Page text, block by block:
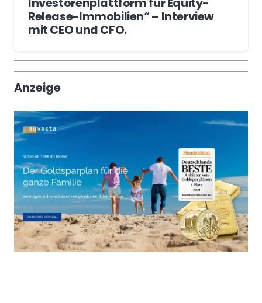
Release-Immobilien“ – Interview
mit CEO und CFO.
Wochenrückblick
Trendthemen
Anzeige